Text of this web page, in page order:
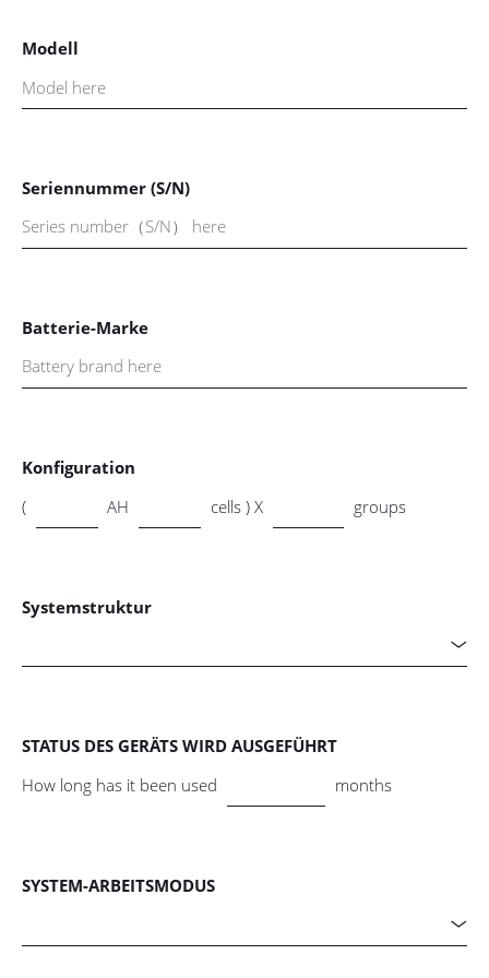
Modell
Seriennummer (S/N)
Batterie-Marke
Konfiguration
(
AH cells ) X groups
Systemstruktur

STATUS DES GERÄTS WIRD AUSGEFÜHRT
How long has it been used
months
SYSTEM-ARBEITSMODUS
